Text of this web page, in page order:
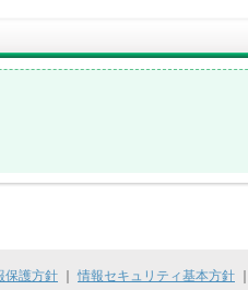
保護方針 ｜情報セキュリティ基本方針